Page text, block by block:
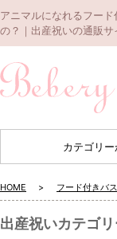
アニマルになれるフー
の？｜出産祝いの通販サ
カテゴリ
HOME フード付きバ
出産祝いカテゴ